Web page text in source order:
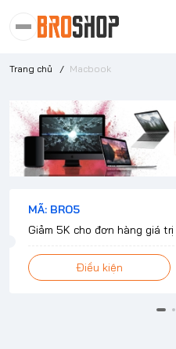
Trang chủ / Macbook
MÃ: BRO5
Giảm 5K cho đơn hàng giá
Điều kiện